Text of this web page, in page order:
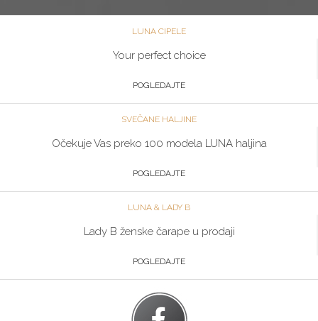
LUNA CIPELE
Your perfect choice
POGLEDAJTE
SVEČANE HALJINE
Očekuje Vas preko 100 modela LUNA haljina
POGLEDAJTE
LUNA & LADY B
Lady B ženske čarape u prodaji
POGLEDAJTE